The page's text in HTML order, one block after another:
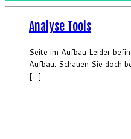
Analyse Tools
Seite im Aufbau Leider
Aufbau. Schauen Sie doch
[…]